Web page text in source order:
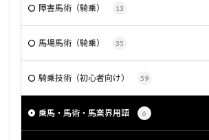
障害馬術（騎乗） 13
馬場馬術（騎乗） 35
騎乗技術（初心者向け） 59
乗馬・馬術・馬業界用語 6